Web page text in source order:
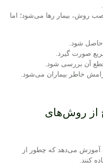
روش، بیمار رها می‌شود؛ اما
حاصل شود.
صورت گیرد.
آن بررسی شود.
خاطر بیماران می‌شود.
از روش‌های
آموزش می‌دهد که چطور از
کنند.